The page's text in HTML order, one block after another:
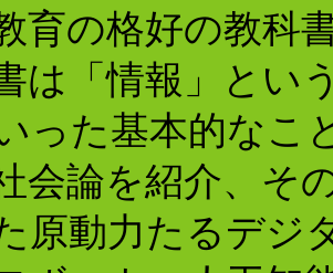
育の格好の教科
は「情報」とい
った基本的なこ
会論を紹介、そ
原動力たるデジ